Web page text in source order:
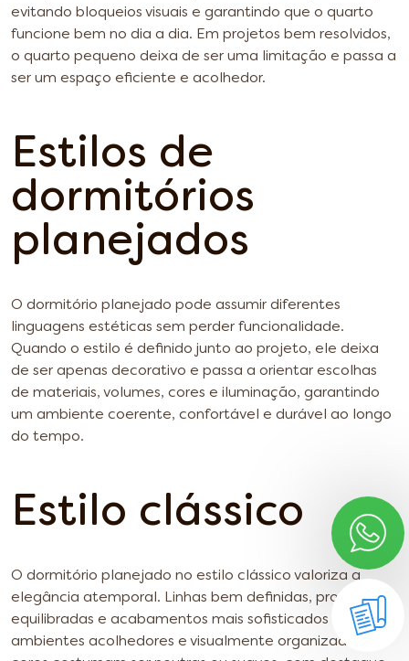
evitando bloqueios visuais e garantindo que o quarto
funcione bem no dia a dia. Em projetos bem resolvidos,
o quarto pequeno deixa de ser uma limitação e passa a
ser um espaço eficiente e acolhedor.
Estilos de
dormitórios
planejados
O dormitório planejado pode assumir diferentes
linguagens estéticas sem perder funcionalidade.
Quando o estilo é definido junto ao projeto, ele deixa
de ser apenas decorativo e passa a orientar escolhas
de materiais, volumes, cores e iluminação, garantindo
um ambiente coerente, confortável e durável ao longo
do tempo.
Estilo clássico
O dormitório planejado no estilo clássico valoriza a
elegância atemporal. Linhas bem definidas, proporções
equilibradas e acabamentos mais sofisticados criam
ambientes acolhedores e visualmente organizados. As